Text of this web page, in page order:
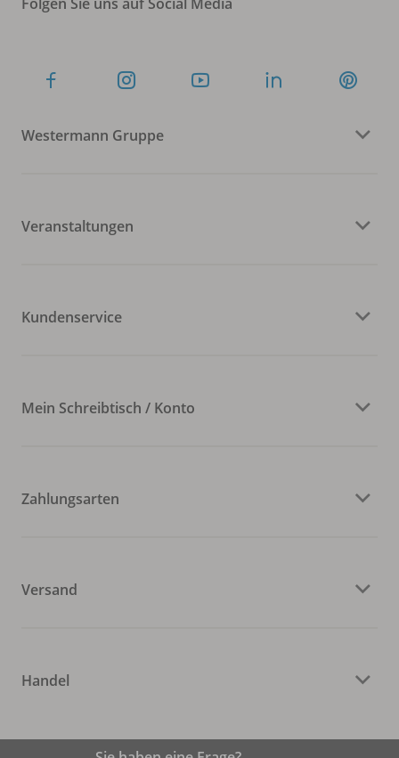
Westermann Gruppe
Veranstaltungen
Kundenservice
Mein Schreibtisch / Konto
Zahlungsarten
Versand
Handel